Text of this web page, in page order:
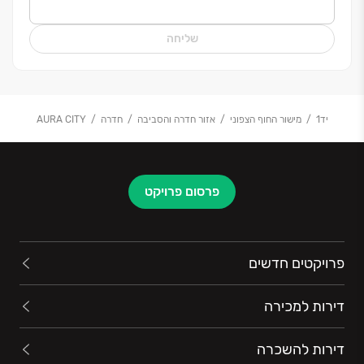
החברות המובילות בתחום הנדל״ן. החברה בנתה פרויקטים
רבים בהיקף כולל של אלפי יחידות דיור, בשכונות שלמות
הטמעה של טכנולוגיות חדשניות, לצד שטחים פתוחים
שליחה
יד1 מישור החוף הצפוני אזור חדרה והסביבה חדרה AURA CITY
פרסום פרויקט
פרויקטים חדשים
דירות למכירה
דירות להשכרה